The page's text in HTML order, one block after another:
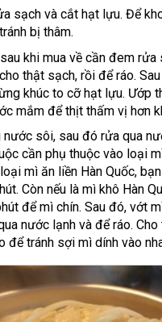
sạch và cắt hạt lựu. Để
bị thâm.
khi mua về cần đem rửa
thật sạch, rồi để ráo.
khúc to cỡ hạt lựu. Ướp
mắm để thịt thấm vị hơn
sôi, sau đó rửa qua
cần phụ thuộc vào loại
mì ăn liền Hàn Quốc,
Còn nếu là mì khô Hàn
để mì chín. Sau đó, vớt
nước lạnh và để ráo. Cho
để tránh sợi mì dính vào